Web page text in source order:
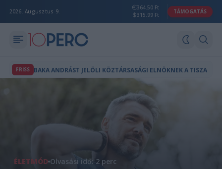
2026. Augusztus 9.
364.50 Ft
315.99 Ft
TÁMOGATÁS
FRISS BAKA ANDRÁST JELÖLI KÖZTÁRSASÁGI ELNÖKNEK A TISZA
ÉLETMÓD Olvasási idő: 2 perc